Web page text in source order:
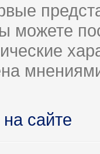
можете
сайте